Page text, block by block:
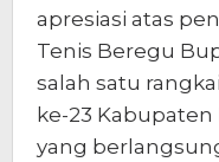
apresiasi atas
Tenis Beregu
salah satu
ke-23
yang